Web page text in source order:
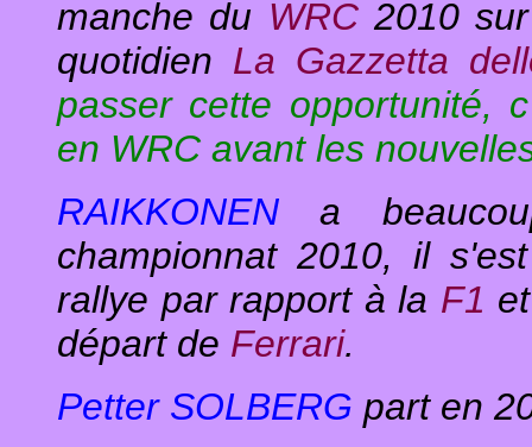
manche du WRC2010
quotidien La Gazzetta
passer cette opportunité,
en WRC avant les
RAIKKONEN a
championnat 2010, il
rallye par rapport à la F1
départ de Ferrari.
Petter SOLBERG part en